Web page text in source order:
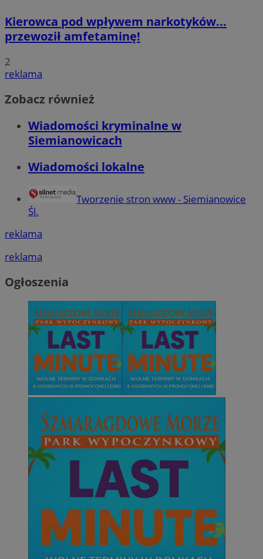
Kierowca pod wpływem narkotyków...
przewoził amfetaminę!
2
reklama
Zobacz również
Wiadomości kryminalne w
Siemianowicach
Wiadomości lokalne
Tworzenie stron www - Siemianowice
Śl.
reklama
reklama
Ogłoszenia